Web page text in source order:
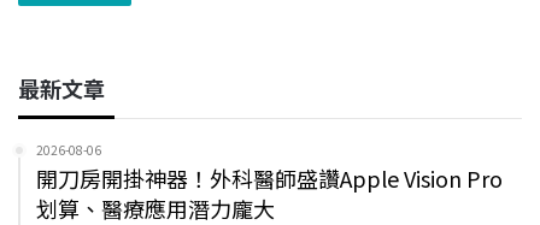
最新文章
2026-08-06
開刀房開掛神器！外科醫師盛讚Apple Vision Pro
划算、醫療應用潛力龐大